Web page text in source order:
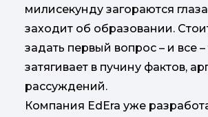
милисекунду загораются
заходит об образовании.
задать первый вопрос – и все –
затягивает в пучину фактов,
рассуждений.
Компания EdEra уже